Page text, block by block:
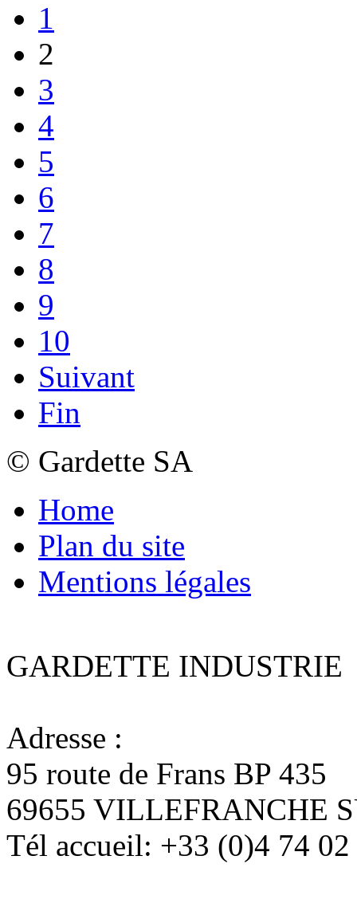
1
2
3
4
5
6
7
8
9
10
Suivant
Fin
© Gardette SA
Home
Plan du site
Mentions légales
GARDETTE INDUSTRIE
Adresse :
95 route de Frans BP 435
69655 VILLEFRANCHE
Tél accueil: +33 (0)4 74